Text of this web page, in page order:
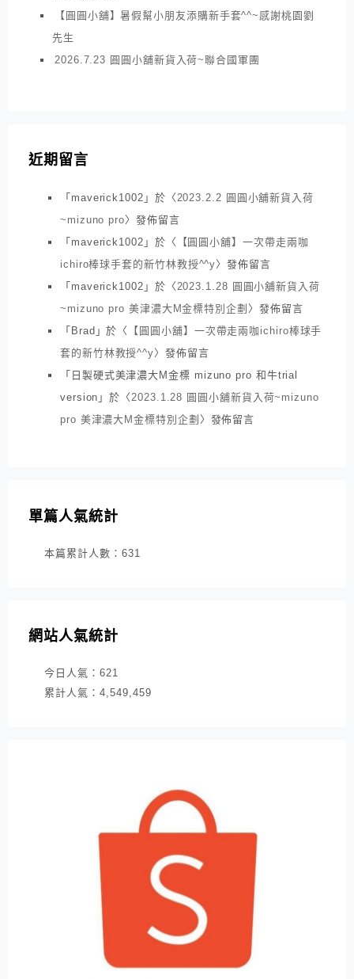
【圓圓小舖】暑假幫小朋友添購新手套^^~感謝桃園劉
先生
2026.7.23 圓圓小舖新貨入荷~聯合國軍團
近期留言
「 maverick1002 」於〈2023.2.2 圓圓小舖新貨入荷
~mizuno pro〉發佈留言
「 maverick1002 」於〈
【圓圓小舖】一次帶走兩咖
ichiro棒球手套的新竹林教授^^y〉發佈留言
「 maverick1002 」於〈2023.1.28 圓圓小舖新貨入荷
~mizuno pro 美津濃大M金標特別企劃 〉發佈留言
「 Brad 」於〈
【圓圓小舖】一次帶走兩咖ichiro棒球手
套的新竹林教授^^y〉發佈留言
「 日製硬式美津濃大M金標 mizuno pro 和牛trial
version 」於〈2023.1.28 圓圓小舖新貨入荷~mizuno
pro 美津濃大M金標特別企劃 〉發佈留言
單篇人氣統計
本篇累計人數： 631
網站人氣統計
今日人氣： 621
累計人氣： 4,549,459